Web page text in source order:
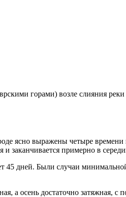
горами) возле слияния
ясно выражены четыре времени
заканчивается примерно в
45 дней. Были случаи
а осень достаточно затяжная, с